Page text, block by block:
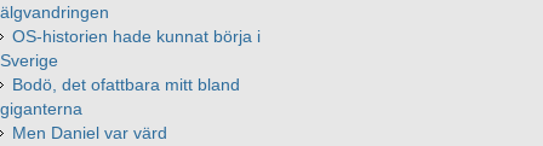
älgvandringen
OS-historien hade kunnat börja i
Sverige
Bodö, det ofattbara mitt bland
giganterna
Men Daniel var värd